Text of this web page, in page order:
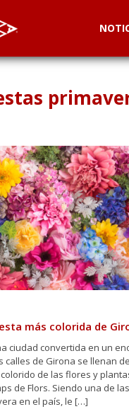
más colorida de
ciudad convertida en un
calles de Girona se llenan
de las flores y
de Flors. Siendo una de
en el país, le […]